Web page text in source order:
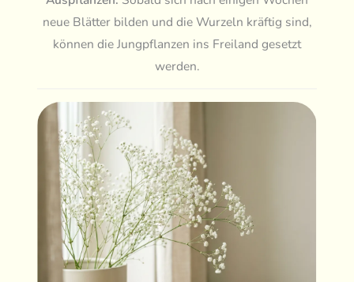
neue Blätter bilden und die Wurzeln kräftig sind,
können die Jungpflanzen ins Freiland gesetzt
werden.